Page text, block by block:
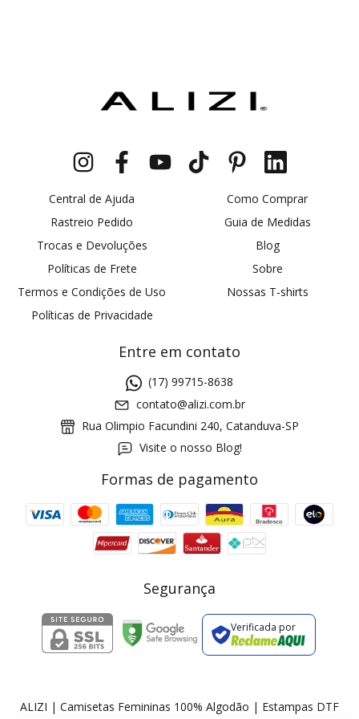
Central de Ajuda
Rastreio Pedido
Trocas e Devoluções
Políticas de Frete
Termos e Condições de Uso
Políticas de Privacidade
Como Comprar
Guia de Medidas
Blog
Sobre
Nossas T-shirts
Entre em contato
(17) 99715-8638
contato@alizi.com.br
Rua Olimpio Facundini 240, Catanduva-SP
Visite o nosso Blog!
Formas de pagamento
Segurança
Verificada por
ALIZI | Camisetas Femininas 100% Algodão | Estampas DTF
Cupom 1a compra: GANHE5
2 pecas 7% OFF